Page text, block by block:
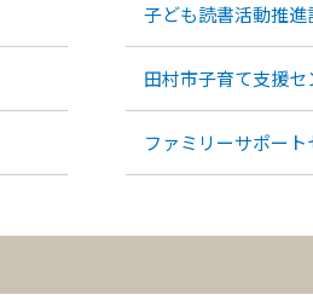
子ども読書活動推進
田村市子育て支援セ
ファミリーサポート